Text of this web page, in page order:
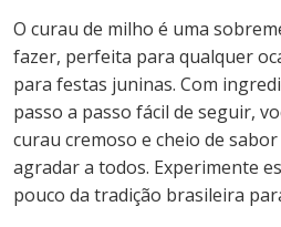
O curau de milho é uma
fazer, perfeita para qualquer
para festas juninas. Com
passo a passo fácil de seguir,
curau cremoso e cheio de
agradar a todos. Experimente
pouco da tradição brasileira